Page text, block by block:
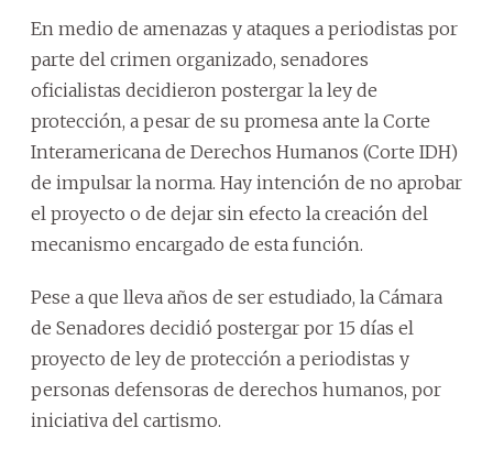
En medio de amenazas y ataques a periodistas por
parte del crimen organizado, senadores
oficialistas decidieron postergar la ley de
protección, a pesar de su promesa ante la Corte
Interamericana de Derechos Humanos (Corte IDH)
de impulsar la norma. Hay intención de no aprobar
el proyecto o de dejar sin efecto la creación del
mecanismo encargado de esta función.
Pese a que lleva años de ser estudiado, la Cámara
de Senadores decidió postergar por 15 días el
proyecto de ley de protección a periodistas y
personas defensoras de derechos humanos, por
iniciativa del cartismo.